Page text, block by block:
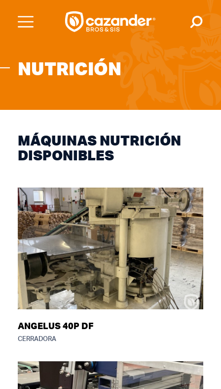
NUTRICIÓN
MÁQUINAS NUTRICIÓN
DISPONIBLES
ANGELUS 40P DF
CERRADORA